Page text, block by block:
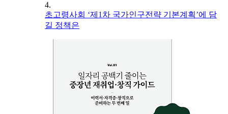
4.
초고령사회 ‘제1차 국가인구전략 기본계획’에 담
길 정책은